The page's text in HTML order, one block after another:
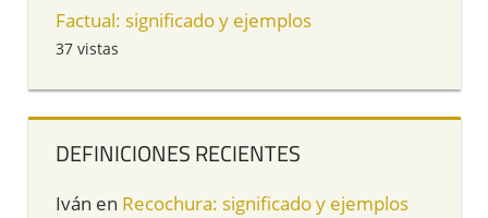
Factual: significado y ejemplos
37 vistas
DEFINICIONES RECIENTES
Iván en Recochura: significado y ejemplos